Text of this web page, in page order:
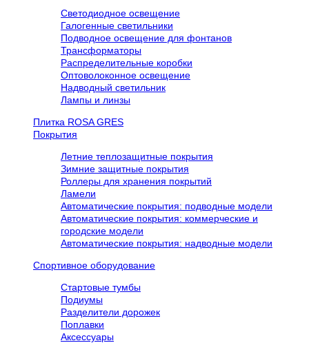
Светодиодное освещение
Галогенные светильники
Подводное освещение для фонтанов
Трансформаторы
Распределительные коробки
Оптоволоконное освещение
Надводный светильник
Лампы и линзы
Плитка ROSA GRES
Покрытия
Летние теплозащитные покрытия
Зимние защитные покрытия
Роллеры для хранения покрытий
Ламели
Автоматические покрытия: подводные модели
Автоматические покрытия: коммерческие и
городские модели
Автоматические покрытия: надводные модели
Спортивное оборудование
Стартовые тумбы
Подиумы
Разделители дорожек
Поплавки
Аксессуары